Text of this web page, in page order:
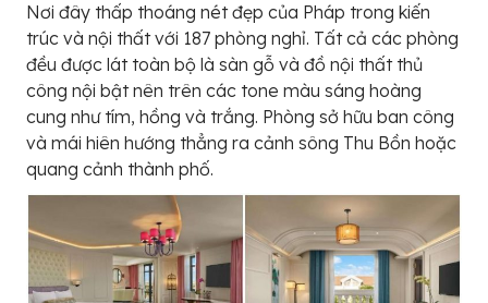
Nơi đây thấp thoáng nét đẹp của Pháp trong kiến
trúc và nội thất với 187 phòng nghỉ. Tất cả các phòng
đều được lát toàn bộ là sàn gỗ và đồ nội thất thủ
công nội bật nên trên các tone màu sáng hoàng
cung như tím, hồng và trắng. Phòng sở hữu ban công
và mái hiên hướng thẳng ra cảnh sông Thu Bồn hoặc
quang cảnh thành phố.